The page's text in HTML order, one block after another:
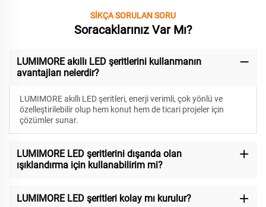
SİKÇA SORULAN SORU
Soracaklarınız Var Mı?
LUMIMORE akıllı LED şeritlerini kullanmanın
avantajları nelerdir?
LUMIMORE akıllı LED şeritleri, enerji verimli, çok yönlü ve
özelleştirilebilir olup hem konut hem de ticari projeler için
çözümler sunar.
LUMIMORE LED şeritlerini dışarıda olan
ışıklandırma için kullanabilirim mi?
LUMIMORE LED şeritleri kolay mı kurulur?